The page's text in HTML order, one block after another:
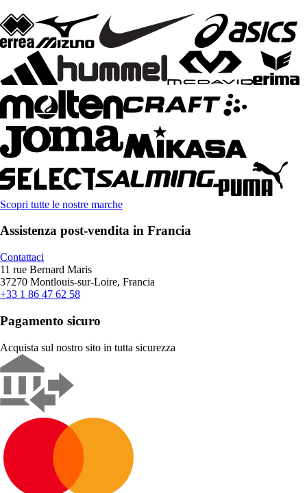
Scopri tutte le nostre marche
Assistenza post-vendita in Francia
Contattaci
11 rue Bernard Maris
37270 Montlouis-sur-Loire, Francia
+33 1 86 47 62 58
Pagamento sicuro
Acquista sul nostro sito in tutta sicurezza